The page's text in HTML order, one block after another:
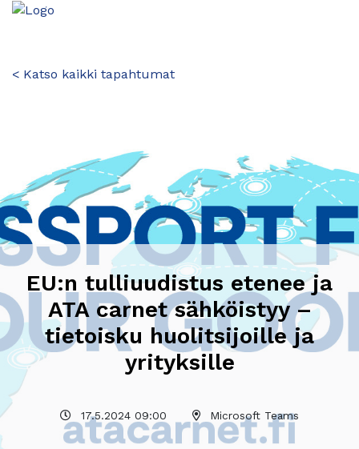
< Katso kaikki tapahtumat
EU:n tulliuudistus etenee ja
ATA carnet sähköistyy –
tietoisku huolitsijoille ja
yrityksille
17.5.2024 09:00 Microsoft Teams